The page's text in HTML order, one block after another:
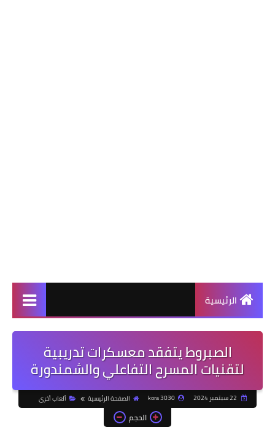
الرئيسية
الصبروط يتفقد معسكرات تدريبية
لتقنيات المسرح التفاعلي والشمندورة
kora 3030 الصفحة الرئيسية ألعاب أخري
الحجم